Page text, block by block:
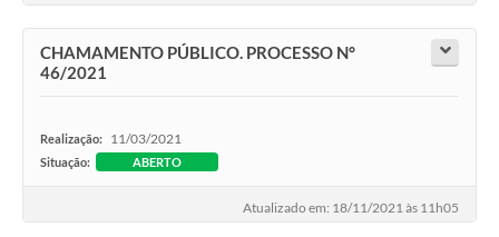
CHAMAMENTO PÚBLICO. PROCESSO N°
46/2021
Realização: 11/03/2021
Situação: ABERTO
Atualizado em: 18/11/2021 às 11h05